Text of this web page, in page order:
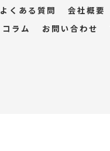
よくある質問 会社概要
コラム お問い合わせ